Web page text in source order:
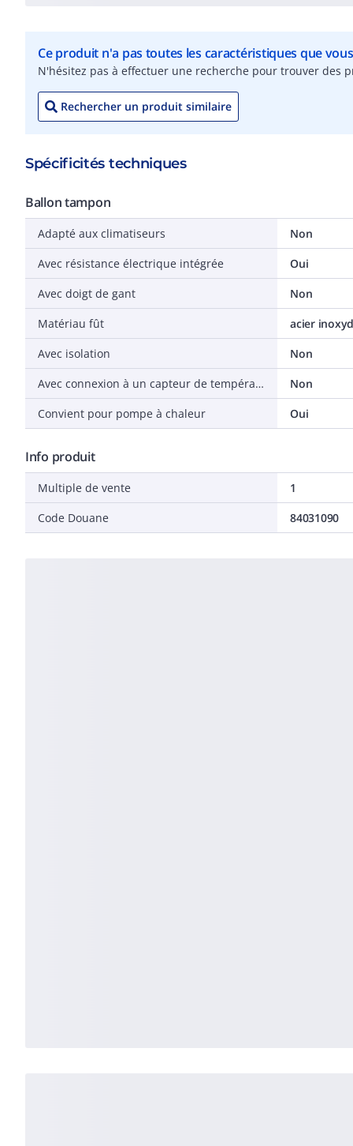
Ce produit n'a pas toutes les caractéristiques que
N'hésitez pas à effectuer une recherche pour trouver des
Rechercher un produit similaire
Spécificités techniques
Ballon tampon
Adapté aux climatiseurs
Non
Avec résistance électrique intégrée
Oui
Avec doigt de gant
Non
Matériau fût
acier
Avec isolation
Non
Avec connexion à un capteur de température
Non
Convient pour pompe à chaleur
Oui
Info produit
Multiple de vente
1
Code Douane
84031090